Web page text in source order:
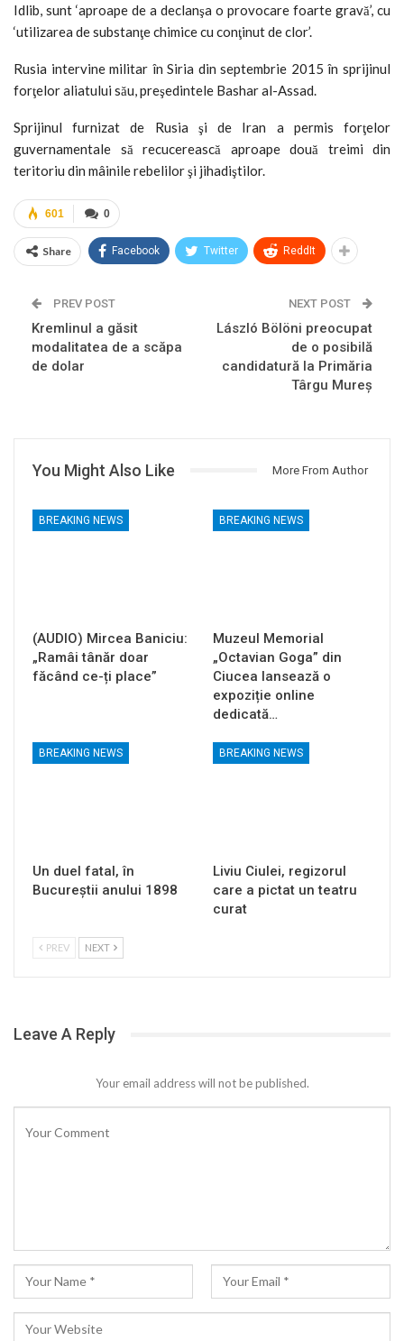
Idlib, sunt ‘aproape de a declanşa o provocare foarte gravă’, cu
‘utilizarea de substanţe chimice cu conţinut de clor’.
Rusia intervine militar în Siria din septembrie 2015 în sprijinul
forţelor aliatului său, preşedintele Bashar al-Assad.
Sprijinul furnizat de Rusia şi de Iran a permis forţelor
guvernamentale să recucerească aproape două treimi din
teritoriu din mâinile rebelilor şi jihadiştilor.
0
601
Share Facebook Twitter ReddIt
PREV POST
Kremlinul a găsit
modalitatea de a scăpa
de dolar
NEXT POST
László Bölöni preocupat
de o posibilă
candidatură la Primăria
Târgu Mureş
You Might Also Like More From Author
BREAKING NEWS
(AUDIO) Mircea Baniciu:
„Ramâi tânăr doar
făcând ce-ți place”
BREAKING NEWS
Muzeul Memorial
„Octavian Goga” din
Ciucea lansează o
expoziție online
dedicată…
BREAKING NEWS
Un duel fatal, în
Bucureştii anului 1898
BREAKING NEWS
Liviu Ciulei, regizorul
care a pictat un teatru
curat
PREV NEXT
Leave A Reply
Your email address will not be published.